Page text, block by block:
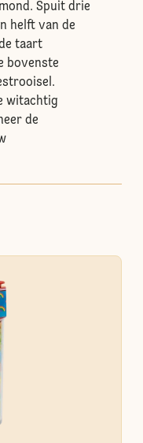
Spuit drie
helft van de
taart
bovenste
witachtig
de